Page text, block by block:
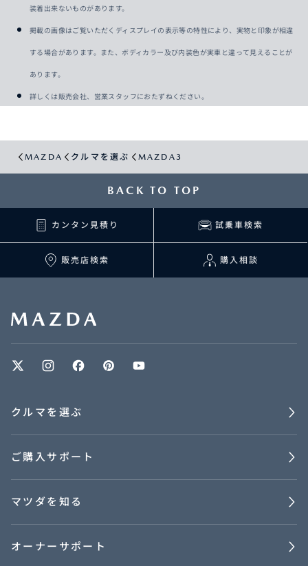
装着出来ないものがあります。
掲載の画像はご覧いただくディスプレイの表示等の特性により、実物と印象が相違
する場合があります。また、ボディカラー及び内装色が実車と違って見えることが
あります。
詳しくは販売会社、営業スタッフにおたずねください。
MAZDA クルマを選ぶ MAZDA3
BACK TO TOP
カンタン見積り 試乗車検索
販売店検索 購入相談
クルマを選ぶ
ご購入サポート
マツダを知る
オーナーサポート